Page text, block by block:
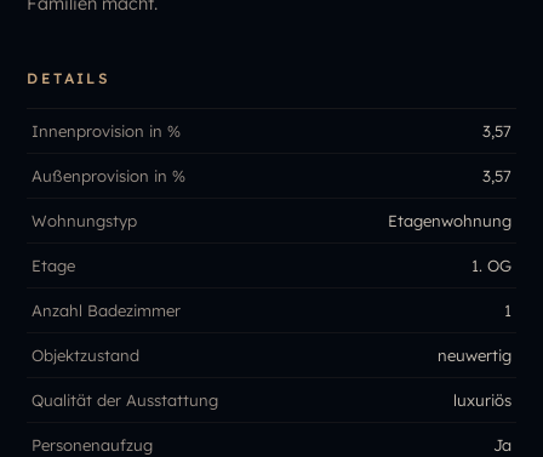
DETAILS
Innenprovision in % 3,57
Außenprovision in % 3,57
Wohnungstyp Etagenwohnung
Etage 1. OG
Anzahl Badezimmer 1
Objektzustand neuwertig
Qualität der Ausstattung luxuriös
Personenaufzug Ja